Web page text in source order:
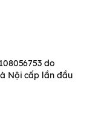
do
Nội cấp lần đầu